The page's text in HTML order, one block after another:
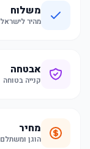
משלוח
מהיר לישראל
אבטחה
קנייה בטוחה
מחיר
הוגן ומשתלם